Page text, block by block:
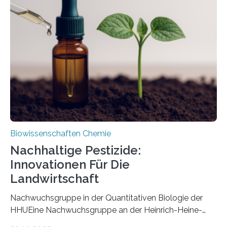
ausgezeichnetem Zustand erhalten. Es konnte als neue
Art einer neuen Gattung beschrieben werden und trägt
nun den Namen Cretosabethes primaevus. Dieser erste
fossile Nachweis einer Stechmückenlarve in Bernstein
stellt gleichzeitig den ersten Fossilfund einer
Mückenlarve aus dem Mesozoikum dar, denn…
Biowissenschaften Chemie
Nachhaltige Pestizide:
Innovationen Für Die
Landwirtschaft
Nachwuchsgruppe in der Quantitativen Biologie der
HHUEine Nachwuchsgruppe an der Heinrich-Heine-